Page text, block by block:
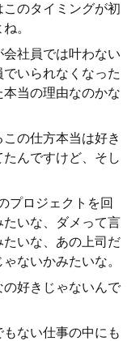
のタイミングが初
。
社員では叶わない
いられなくなった
当の理由なのかな
の仕方本当は好き
んですけど、そし
プロジェクトを回
いな、ダメって言
いな、あの上司だ
ないかみたいな。
好きじゃないんで
ない仕事の中にも